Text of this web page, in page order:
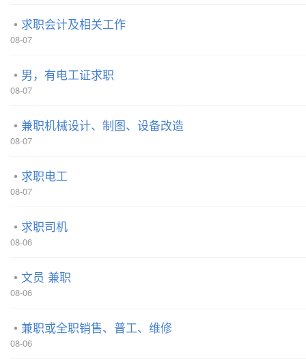
求职会计及相关工作
08-07
男，有电工证求职
08-07
兼职机械设计、制图、设备改造
08-07
求职电工
08-07
求职司机
08-06
文员 兼职
08-06
兼职或全职销售、普工、维修
08-06